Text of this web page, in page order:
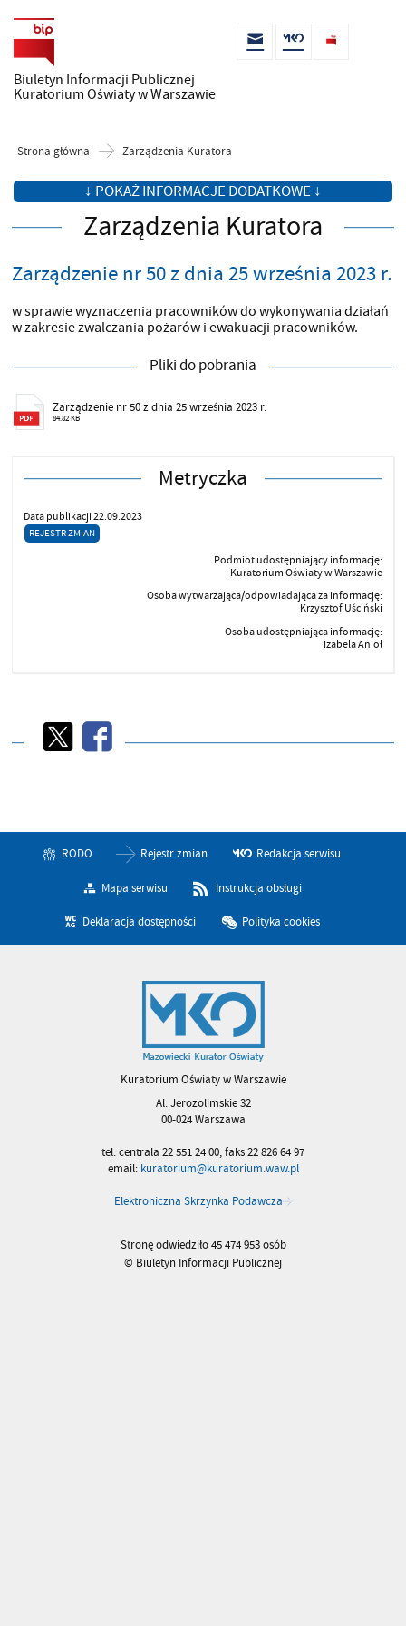
Biuletyn Informacji Publicznej
Kuratorium Oświaty w Warszawie
Strona główna Zarządzenia Kuratora
↓ POKAŻ INFORMACJE DODATKOWE ↓
Zarządzenia Kuratora
Zarządzenie nr 50 z dnia 25 września 2023 r.
w sprawie wyznaczenia pracowników do wykonywania działań
w zakresie zwalczania pożarów i ewakuacji pracowników.
Pliki do pobrania
Zarządzenie nr 50 z dnia 25 września 2023 r.
84.82 KB
Metryczka
Data publikacji 22.09.2023
REJESTR ZMIAN
Podmiot udostępniający informację:
Kuratorium Oświaty w Warszawie
Osoba wytwarzająca/odpowiadająca za informację:
Krzysztof Uściński
Osoba udostępniająca informację:
Izabela Anioł
RODO Rejestr zmian Redakcja serwisu
Mapa serwisu Instrukcja obsługi
Deklaracja dostępności Polityka cookies
Kuratorium Oświaty w Warszawie
Al. Jerozolimskie 32
00-024 Warszawa
tel. centrala 22 551 24 00, faks 22 826 64 97
email: kuratorium@kuratorium.waw.pl
Elektroniczna Skrzynka Podawcza
Stronę odwiedziło 45 474 953 osób
© Biuletyn Informacji Publicznej